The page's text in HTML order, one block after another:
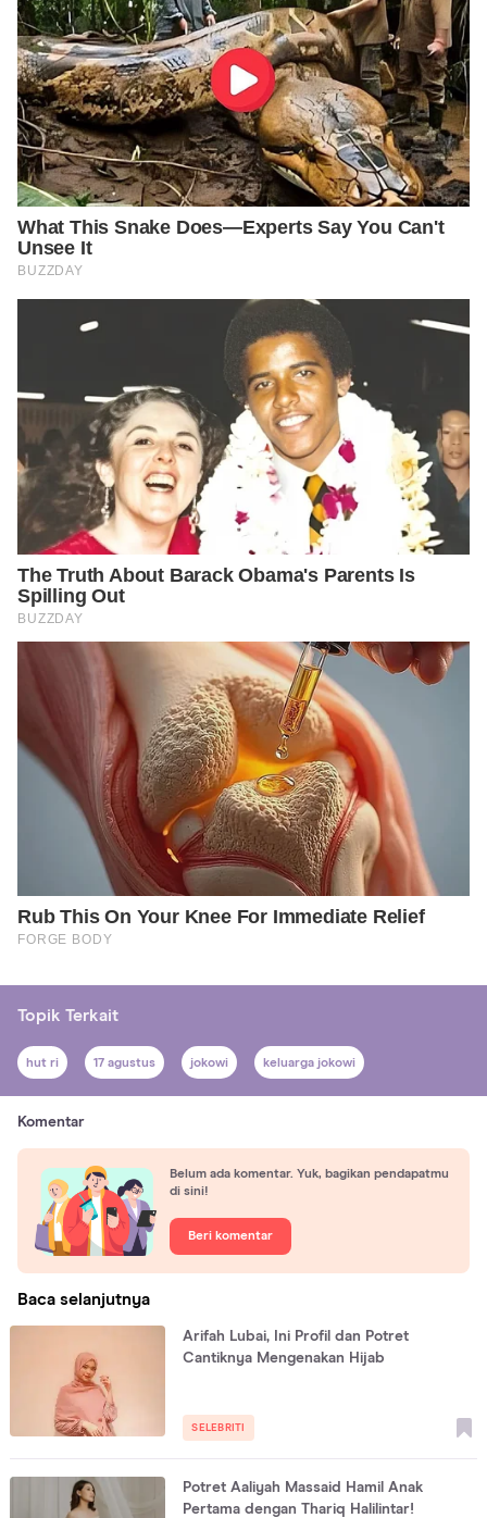
Topik Terkait
hut ri 17 agustus jokowi keluarga jokowi
Komentar
Belum ada komentar. Yuk, bagikan pendapatmu
di sini!
Beri komentar
Baca selanjutnya
Arifah Lubai, Ini Profil dan Potret
Cantiknya Mengenakan Hijab
SELEBRITI
Potret Aaliyah Massaid Hamil Anak
Pertama dengan Thariq Halilintar!